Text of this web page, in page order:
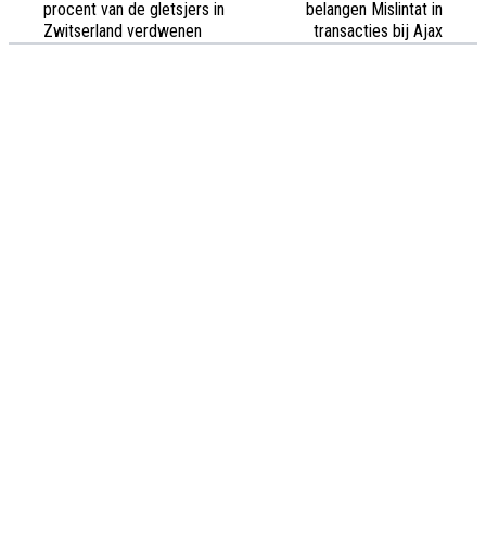
procent van de gletsjers in
Zwitserland verdwenen
belangen Mislintat in
transacties bij Ajax